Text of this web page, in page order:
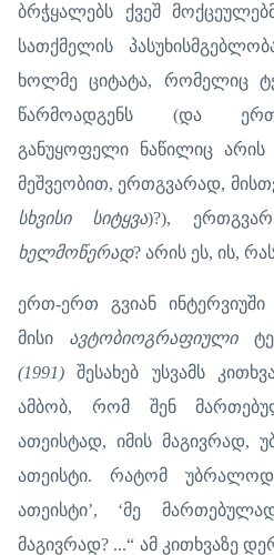
ბრჭყალებს ქვეშ
სათქმელის
ხოლმე ციტატა, რომელიც
წარმოადგენს (და
განუყოფელი ნაწილიც არის
მეშვეობით, ერთგვარად,
სხვისი სიტყვა)?),
ხელმოწერად? არის ეს, ის,
ერთ-ერთ გვიან
მისი ავტობიოგრაფიული
(1991) შესახებ უსვამს
ამბობ, რომ შენ
ათეისტად, იმის
ათეისტი. რატომ
ათეისტი’, ‘მე
მაგივრად? ...“ ამ კითხვაზე